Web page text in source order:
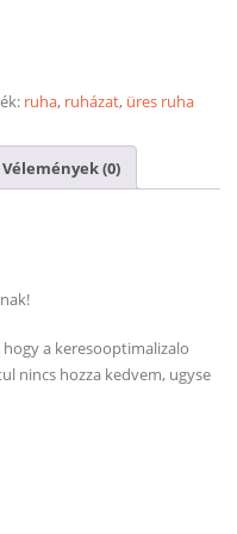
ruha, ruházat, üres ruha
Vélemények (0)
a keresooptimalizalo
nincs hozza kedvem, ugyse